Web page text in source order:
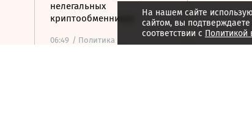
нелегальных
криптообменниках
06:49 / Политика
На нашем сайте
сайтом, вы подтверждаете
соответствии с Политикой